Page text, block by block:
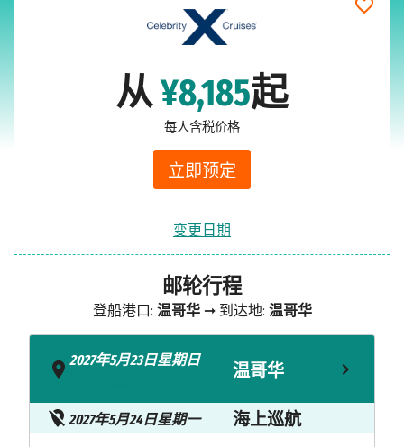
从¥8,185起
每人含税价格
立即预定
变更日期
邮轮行程
登船港口: 温哥华➞ 到达地: 温哥华
2027年5月23日星期日
温哥华
2027年5月24日星期一 海上巡航